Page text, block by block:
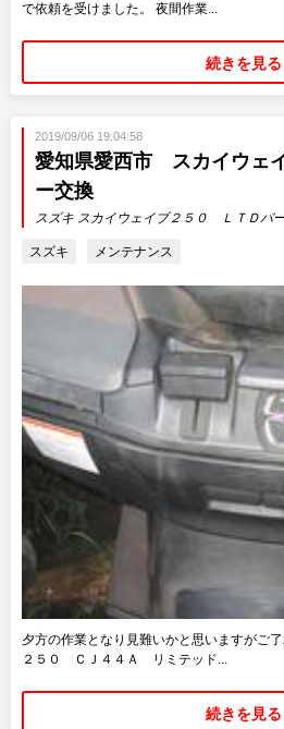
で依頼を受けました。 夜間作業...
続きを見る
2019/09/06 19:04:58
愛知県愛西市 スカイウェ
ー交換
スズキ スカイウェイブ２５０ ＬＴＤバ
スズキ メンテナンス
夕方の作業となり見難いかと思いますがご
２５０ ＣＪ４４Ａ リミテッド...
続きを見る